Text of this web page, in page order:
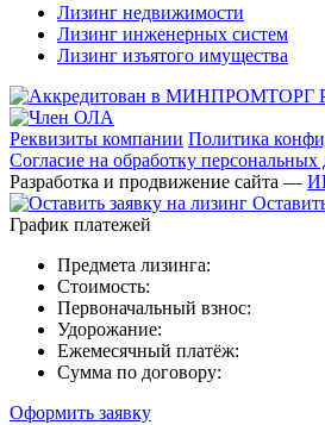
Лизинг недвижимости
Лизинг инженерных систем
Лизинг изъятого имущества
Реквизиты компании Политика
Согласие на обработку
Разработка и продвижение сайта —
График платежей
Предмета лизинга:
Стоимость:
Первоначальный взнос:
Удорожание:
Ежемесячный платёж:
Сумма по договору:
Оформить заявку